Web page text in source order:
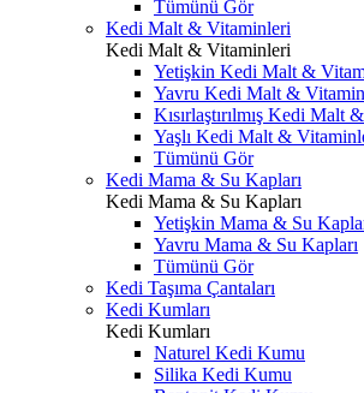
Tümünü Gör
Kedi Malt & Vitaminleri
Kedi Malt & Vitaminleri
Yetişkin Kedi Malt &
Yavru Kedi Malt &
Kısırlaştırılmış Kedi Malt
Yaşlı Kedi Malt &
Tümünü Gör
Kedi Mama & Su Kapları
Kedi Mama & Su Kapları
Yetişkin Mama & Su
Yavru Mama & Su Kapları
Tümünü Gör
Kedi Taşıma Çantaları
Kedi Kumları
Kedi Kumları
Naturel Kedi Kumu
Silika Kedi Kumu